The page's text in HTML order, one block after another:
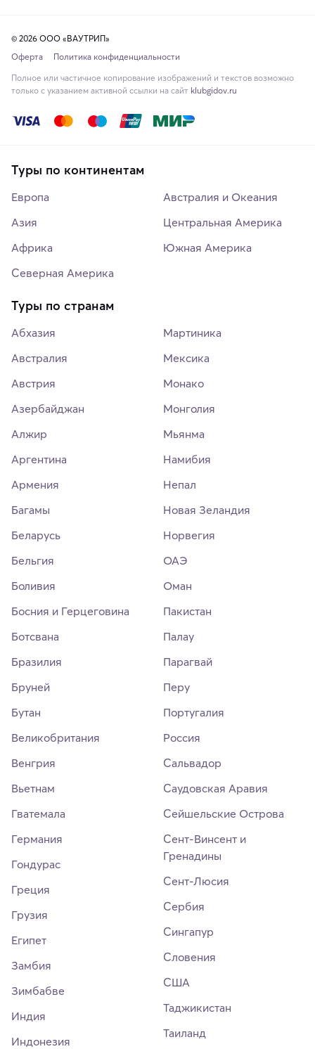
© 2026 ООО «ВАУТРИП»
Оферта
Политика конфиденциальности
Полное или частичное копирование изображений и текстов возможно
только с указанием активной ссылки на сайт klubgidov.ru
Туры по континентам
Европа
Азия
Африка
Северная Америка
Австралия и Океания
Центральная Америка
Южная Америка
Туры по странам
Абхазия
Австралия
Австрия
Азербайджан
Алжир
Аргентина
Армения
Багамы
Беларусь
Бельгия
Боливия
Босния и Герцеговина
Ботсвана
Бразилия
Бруней
Бутан
Великобритания
Венгрия
Вьетнам
Гватемала
Германия
Гондурас
Греция
Грузия
Египет
Замбия
Зимбабве
Индия
Индонезия
Мартиника
Мексика
Монако
Монголия
Мьянма
Намибия
Непал
Новая Зеландия
Норвегия
ОАЭ
Оман
Пакистан
Палау
Парагвай
Перу
Португалия
Россия
Сальвадор
Саудовская Аравия
Сейшельские Острова
Сент-Винсент и
Гренадины
Сент-Люсия
Сербия
Сингапур
Словения
США
Таджикистан
Таиланд